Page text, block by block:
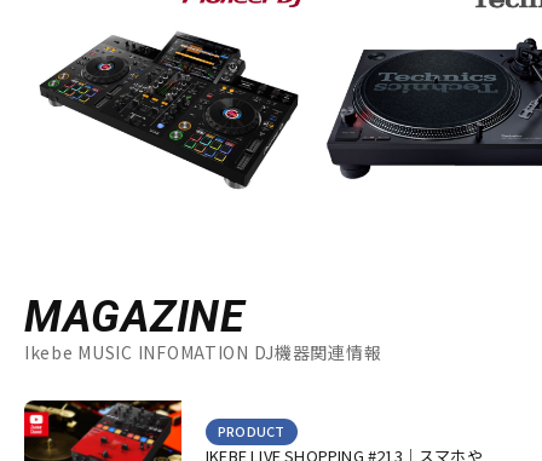
MAGAZINE
Ikebe MUSIC INFOMATION DJ機器関連情報
IKEBE LIVE SHOPPING #213｜スマホや
PRODUCT